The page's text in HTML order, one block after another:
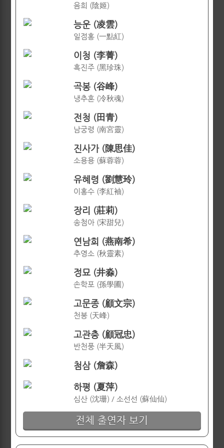
음희 (陰姬)
능운 (凌雲)
일점홍 (一點紅)
이청 (李菁)
흑진주 (黑珍珠)
곡봉 (谷峰)
냉추혼 (冷秋魂)
전청 (田青)
남궁령 (南宮靈)
진사가 (陳思佳)
소용용 (蘇蓉蓉)
유혜령 (劉慧玲)
이홍수 (李紅袖)
장리 (莊莉)
송첨아 (宋甜兒)
연남희 (燕南希)
추영소 (秋靈素)
정묘 (井淼)
손학포 (孫學圃)
고문종 (顧文宗)
천봉 (天峰)
고관충 (顧冠忠)
반천풍 (半天風)
첨삼 (詹森)
하평 (夏萍)
심산 (沈珊) / 소선선 (蘇仙仙)
전체 출연자 보기